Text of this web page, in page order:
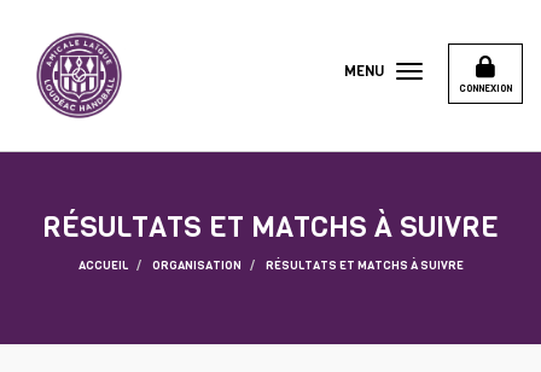
CONNEXION
MENU
RÉSULTATS ET MATCHS À SUIVRE
ACCUEIL ORGANISATION RÉSULTATS ET MATCHS À SUIVRE